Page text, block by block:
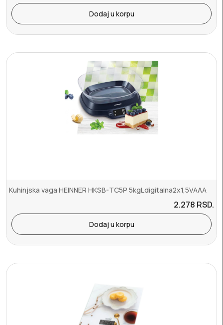
Dodaj u korpu
Kuhinjska vaga HEINNER HKSB-TC5P 5kgLdigitalna2x1,5VAAA
2.278 RSD.
Dodaj u korpu